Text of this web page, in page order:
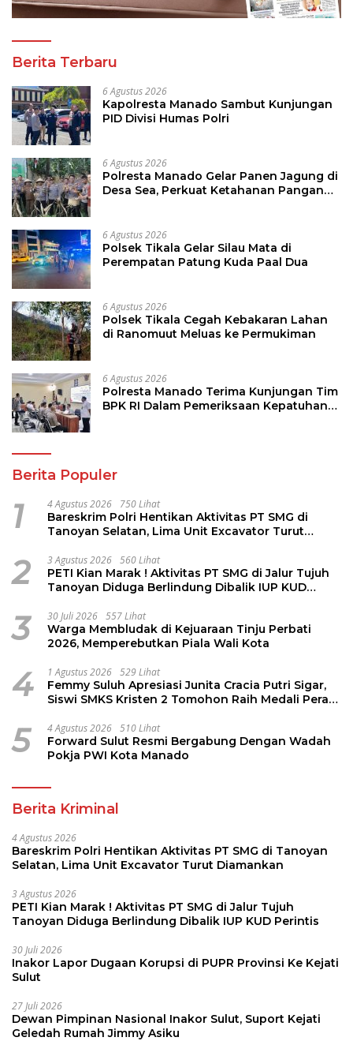
Berita Terbaru
6 Agustus 2026
Kapolresta Manado Sambut Kunjungan
PID Divisi Humas Polri
6 Agustus 2026
Polresta Manado Gelar Panen Jagung di
Desa Sea, Perkuat Ketahanan Pangan
6 Agustus 2026
Polsek Tikala Gelar Silau Mata di
Perempatan Patung Kuda Paal Dua
6 Agustus 2026
Polsek Tikala Cegah Kebakaran Lahan
di Ranomuut Meluas ke Permukiman
6 Agustus 2026
Polresta Manado Terima Kunjungan Tim
BPK RI Dalam Pemeriksaan Kepatuhan
Berita Populer
1 4 Agustus 2026 750 Lihat
Bareskrim Polri Hentikan Aktivitas PT SMG di
Tanoyan Selatan, Lima Unit Excavator Turut
2 3 Agustus 2026 560 Lihat
PETI Kian Marak ! Aktivitas PT SMG di Jalur Tujuh
Tanoyan Diduga Berlindung Dibalik IUP KUD
3 30 Juli 2026 557 Lihat
Warga Membludak di Kejuaraan Tinju Perbati
2026, Memperebutkan Piala Wali Kota
4 1 Agustus 2026 529 Lihat
Femmy Suluh Apresiasi Junita Cracia Putri Sigar,
Siswi SMKS Kristen 2 Tomohon Raih Medali Perak
5 4 Agustus 2026 510 Lihat
Forward Sulut Resmi Bergabung Dengan Wadah
Pokja PWI Kota Manado
Berita Kriminal
4 Agustus 2026
Bareskrim Polri Hentikan Aktivitas PT SMG di Tanoyan
Selatan, Lima Unit Excavator Turut Diamankan
3 Agustus 2026
PETI Kian Marak ! Aktivitas PT SMG di Jalur Tujuh
Tanoyan Diduga Berlindung Dibalik IUP KUD Perintis
30 Juli 2026
Inakor Lapor Dugaan Korupsi di PUPR Provinsi Ke Kejati
Sulut
27 Juli 2026
Dewan Pimpinan Nasional Inakor Sulut, Suport Kejati
Geledah Rumah Jimmy Asiku